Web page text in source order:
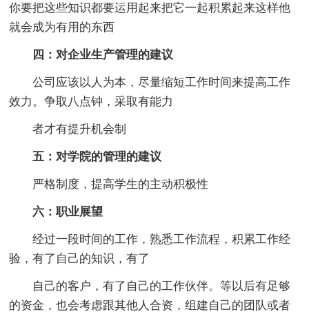
你要把这些知识都要运用起来把它一起积累起来这样他
就会成为有用的东西
四：对企业生产管理的建议
公司应该以人为本，尽量缩短工作时间来提高工作
效力。争取八点钟，采取有能力
者才有提升机会制
五：对学院的管理的建议
严格制度，提高学生的主动积极性
六：职业展望
经过一段时间的工作，熟悉工作流程，积累工作经
验，有了自己的知识，有了
自己的客户，有了自己的工作伙伴。等以后有足够
的资金，也会考虑跟其他人合资，组建自己的团队或者